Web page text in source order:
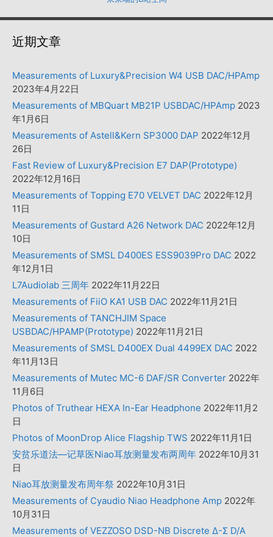
近期文章
Measurements of Luxury&Precision W4 USB DAC/HPAmp
2023年4月22日
Measurements of MBQuart MB21P USBDAC/HPAmp 2023
年1月6日
Measurements of Astell&Kern SP3000 DAP 2022年12月
26日
Fast Review of Luxury&Precision E7 DAP(Prototype)
2022年12月16日
Measurements of Topping E70 VELVET DAC 2022年12月
11日
Measurements of Gustard A26 Network DAC 2022年12月
10日
Measurements of SMSL D400ES ESS9039Pro DAC 2022
年12月1日
L7Audiolab 三周年 2022年11月22日
Measurements of FiiO KA1 USB DAC 2022年11月21日
Measurements of TANCHJIM Space
USBDAC/HPAMP(Prototype) 2022年11月21日
Measurements of SMSL D400EX Dual 4499EX DAC 2022
年11月13日
Measurements of Mutec MC-6 DAF/SR Converter 2022年
11月6日
Photos of Truthear HEXA In-Ear Headphone 2022年11月2
日
Photos of MoonDrop Alice Flagship TWS 2022年11月1日
安贫乐道法—记草医Niao耳放测量发布两周年 2022年10月31
日
Niao耳放测量发布周年祭 2022年10月31日
Measurements of Cyaudio Niao Headphone Amp 2022年
10月31日
Measurements of VEZZOSO DSD-NB Discrete Δ-Σ D/A